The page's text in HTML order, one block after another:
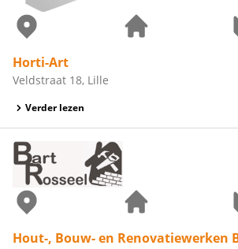
Horti-Art
Veldstraat 18, Lille
Verder lezen
Hout-, Bouw- en Renovatiewerken